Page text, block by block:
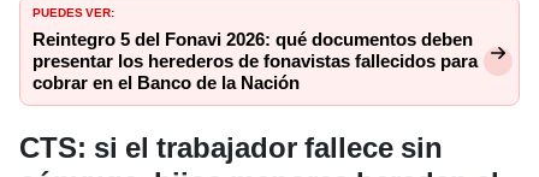
PUEDES VER:
Reintegro 5 del Fonavi 2026: qué documentos deben
presentar los herederos de fonavistas fallecidos para
cobrar en el Banco de la Nación
CTS: si el trabajador fallece sin